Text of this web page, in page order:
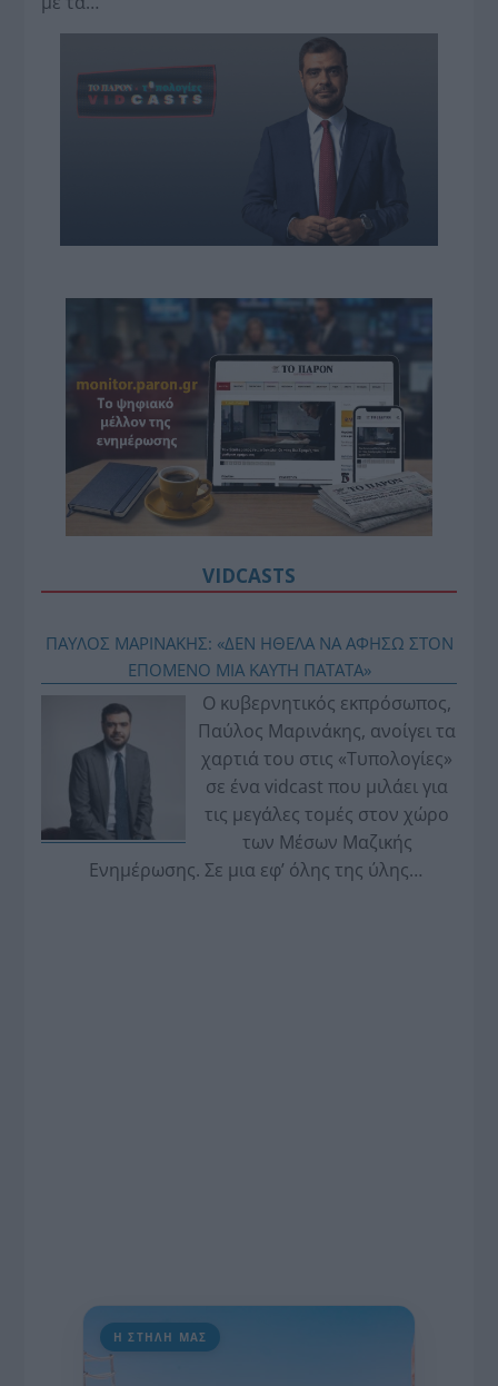
VIDCASTS
ΠΑΥΛΟΣ ΜΑΡΙΝΑΚΗΣ: «ΔΕΝ ΗΘΕΛΑ ΝΑ ΑΦΗΣΩ ΣΤΟΝ
ΕΠΟΜΕΝΟ ΜΙΑ ΚΑΥΤΗ ΠΑΤΑΤΑ»
Ο κυβερνητικός εκπρόσωπος,
Παύλος Μαρινάκης, ανοίγει τα
χαρτιά του στις «Τυπολογίες»
σε ένα vidcast που μιλάει για
τις μεγάλες τομές στον χώρο
των Μέσων Μαζικής
Ενημέρωσης. Σε μια εφ’ όλης της ύλης
Η ΣΤΗΛΗ ΜΑΣ